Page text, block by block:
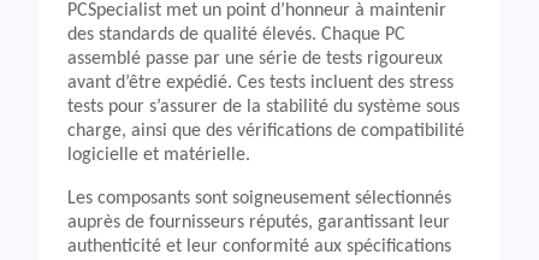
PCSpecialist met un point d’honneur à maintenir
des standards de qualité élevés. Chaque PC
assemblé passe par une série de tests rigoureux
avant d’être expédié. Ces tests incluent des stress
tests pour s’assurer de la stabilité du système sous
charge, ainsi que des vérifications de compatibilité
logicielle et matérielle.
Les composants sont soigneusement sélectionnés
auprès de fournisseurs réputés, garantissant leur
authenticité et leur conformité aux spécifications